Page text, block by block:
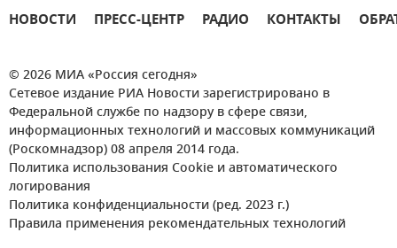
НОВОСТИ ПРЕСС-ЦЕНТР РАДИО КОНТАКТЫ
© 2026 МИА «Россия сегодня»
Сетевое издание РИА Новости зарегистрировано в
Федеральной службе по надзору в сфере связи,
информационных технологий и массовых коммуникаций
(Роскомнадзор) 08 апреля 2014 года.
Политика использования Cookie и автоматического
логирования
Политика конфиденциальности (ред. 2023 г.)
Правила применения рекомендательных технологий